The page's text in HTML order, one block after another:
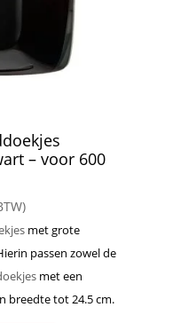
– voor 600
met grote
passen zowel de
met een
breedte tot 24.5 cm.